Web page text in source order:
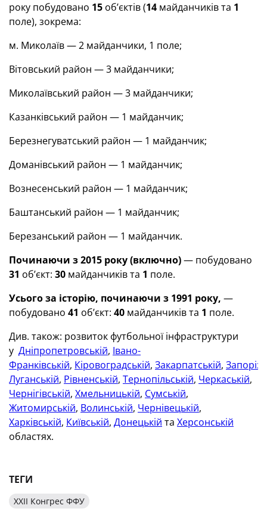
року побудовано 15 об’єктів (14 майданчиків та 1
поле), зокрема:
м. Миколаїв — 2 майданчики, 1 поле;
Вітовський район — 3 майданчики;
Миколаївський район — 3 майданчики;
Казанківський район — 1 майданчик;
Березнегуватський район — 1 майданчик;
Доманівський район — 1 майданчик;
Вознесенський район — 1 майданчик;
Баштанський район — 1 майданчик;
Березанський район — 1 майданчик.
Починаючи з 2015 року (включно)— побудовано
31 об’єкт: 30 майданчиків та 1 поле.
Усього за історію, починаючи з 1991 року, —
побудовано 41 об’єкт: 40 майданчиків та 1 поле.
Див. також: розвиток футбольної інфраструктури
у Дніпропетровській, Івано-
Франківській, Кіровоградській, Закарпатській,
Луганській, Рівненській, Тернопільській, Черкаській,
Чернігівській, Хмельницькій, Сумській,
Житомирській, Волинській, Чернівецькій,
Харківській, Київській, Донецькій та Херсонській
областях.
ТЕГИ
ХХІІ Конгрес ФФУ